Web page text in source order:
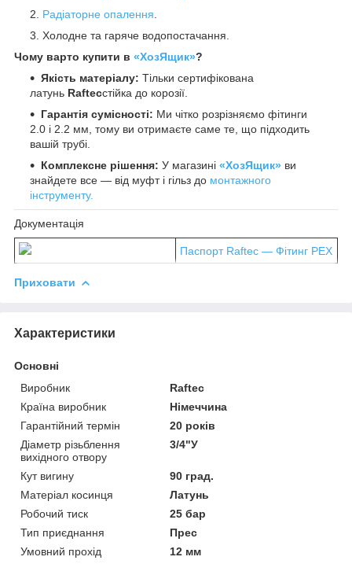
Радіаторне опалення
Холодне та гаряче водопостачання.
Чому варто купити в «ХозЯщик»?
Якість матеріалу: Тільки сертифікована
латунь Raftecстійка до корозії.
Гарантія сумісності: Ми чітко розрізняємо фітинги
2.0 і 2.2 мм, тому ви отримаєте саме те, що підходить
вашій трубі.
Комплексне рішення: У магазині «ХозЯщик» ви
знайдете все — від муфт і гільз до монтажного
інструменту.
Документація
Паспорт Raftec — Фітинг PEX
Приховати
Характеристики
Основні
Виробник
Raftec
Країна виробник
Німеччина
Гарантійний термін
20 років
Діаметр різьблення
вихідного отвору
3/4"У
Кут вигину
90 град.
Матеріал косинця
Латунь
Робочий тиск
25 бар
Тип приєднання
Прес
Умовний прохід
12 мм